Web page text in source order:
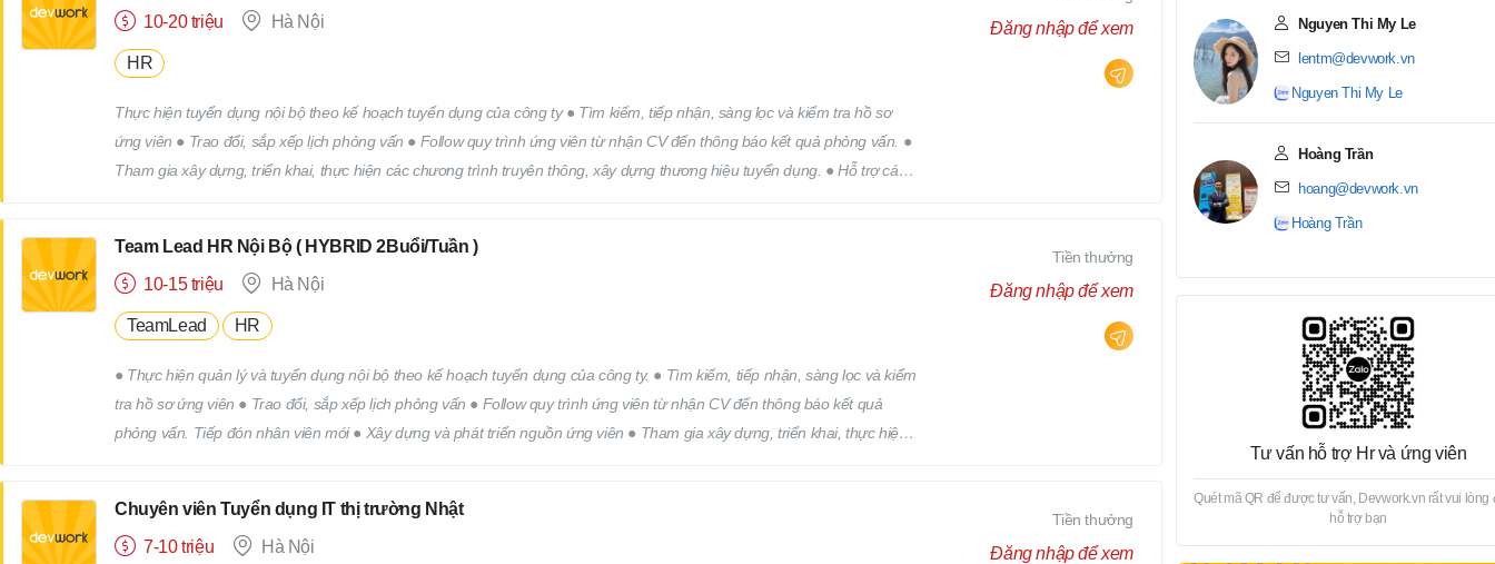
10-20 triệu
Hà Nội
HR
Thực hiện tuyển dụng nội bộ theo kế hoạch tuyển dụng của công ty ● Tìm kiếm, tiếp nhận, sàng lọc và kiểm tra hồ sơ
ứng viên ● Trao đổi, sắp xếp lịch phỏng vấn ● Follow quy trình ứng viên từ nhận CV đến thông báo kết quả phỏng vấn. ●
Tham gia xây dựng, triển khai, thực hiện các chương trình truyên thông, xây dựng thương hiệu tuyển dụng. ● Hỗ trợ các
Đăng nhập để xem
Team Lead HR Nội Bộ ( HYBRID 2Buổi/Tuần )
10-15 triệu
Hà Nội
TeamLead HR
● Thực hiện quản lý và tuyển dụng nội bộ theo kế hoạch tuyển dụng của công ty. ● Tìm kiếm, tiếp nhận, sàng lọc và kiểm
tra hồ sơ ứng viên ● Trao đổi, sắp xếp lịch phỏng vấn ● Follow quy trình ứng viên từ nhận CV đến thông báo kết quả
phỏng vấn. Tiếp đón nhân viên mới ● Xây dựng và phát triển nguồn ứng viên ● Tham gia xây dựng, triển khai, thực hiện
Tiền thưởng
Đăng nhập để xem
Chuyên viên Tuyển dụng IT thị trường Nhật
7-10 triệu
Hà Nội
Tiền thưởng
Đăng nhập để xem
Nguyen Thi My Le
lentm@devwork.vn
Nguyen Thi My Le
Hoàng Trần
hoang@devwork.vn
Hoàng Trần
Tư vấn hỗ trợ Hr và ứng viên
Quét mã QR để được tư vấn, Devwork.vn rất vui lòng
hỗ trợ bạn